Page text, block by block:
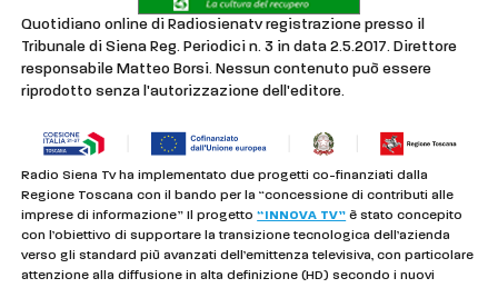
Quotidiano online di Radiosienatv registrazione presso il
Tribunale di Siena Reg. Periodici n. 3 in data 2.5.2017. Direttore
responsabile Matteo Borsi. Nessun contenuto può essere
riprodotto senza l'autorizzazione dell'editore.
Radio Siena Tv ha implementato due progetti co-finanziati dalla
Regione Toscana con il bando per la “concessione di contributi alle
imprese di informazione” Il progetto“INNOVA TV” è stato concepito
con l’obiettivo di supportare la transizione tecnologica dell’azienda
verso gli standard più avanzati dell’emittenza televisiva, con particolare
attenzione alla diffusione in alta definizione (HD) secondo i nuovi